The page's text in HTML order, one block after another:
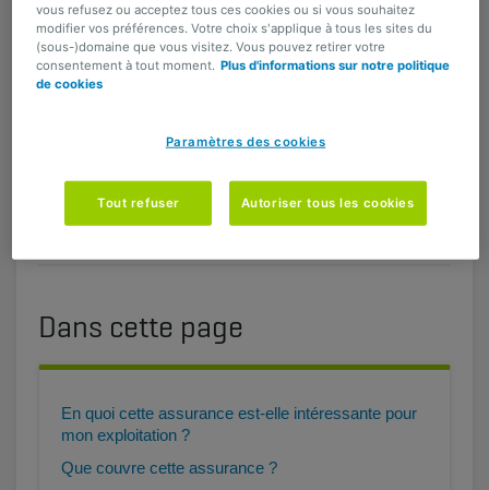
produits agricoles : vous protégez tout en
un seul contrat.
Les dommages qui ne constituent pas
Dans cette page
En quoi cette assurance est-elle intéressante pour
mon exploitation ?
Que couvre cette assurance ?
vous refusez ou acceptez tous ces cookies ou si vous souhaitez
modifier vos préférences. Votre choix s'applique à tous les sites du
(sous-)domaine que vous visitez. Vous pouvez retirer votre
consentement à tout moment. Plus d'informations sur notre politique
de cookies
Paramètres des cookies
Tout refuser Autoriser tous les cookies